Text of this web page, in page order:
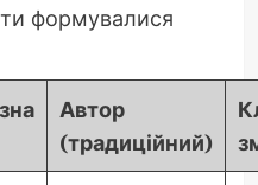
формувалися
Автор
(традиційний)